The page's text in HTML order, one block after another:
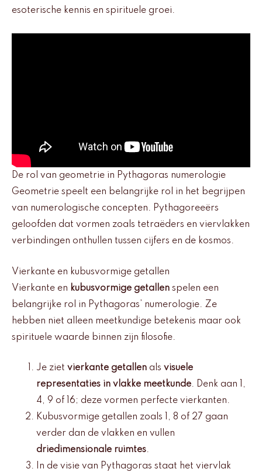
esoterische kennis en spirituele groei.
De rol van geometrie in Pythagoras numerologie
Geometrie speelt een belangrijke rol in het begrijpen
van numerologische concepten. Pythagoreeërs
geloofden dat vormen zoals tetraëders en viervlakken
verbindingen onthullen tussen cijfers en de kosmos.
Vierkante en kubusvormige getallen
Vierkante en kubusvormige getallen spelen een
belangrijke rol in Pythagoras’ numerologie. Ze
hebben niet alleen meetkundige betekenis maar ook
spirituele waarde binnen zijn filosofie.
Je ziet vierkante getallen als visuele
representaties in vlakke meetkunde. Denk aan 1,
4, 9 of 16; deze vormen perfecte vierkanten.
Kubusvormige getallen zoals 1, 8 of 27 gaan
verder dan de vlakken en vullen
driedimensionale ruimtes.
In de visie van Pythagoras staat het viervlak